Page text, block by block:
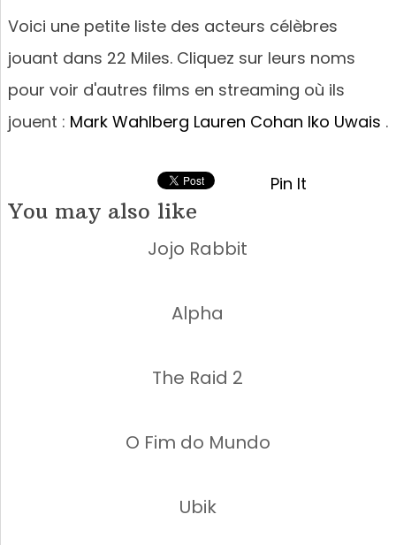
Voici une petite liste des acteurs célèbres
jouant dans 22 Miles. Cliquez sur leurs noms
pour voir d'autres films en streaming où ils
jouent : Mark Wahlberg Lauren Cohan Iko Uwais .
Pin It
You may also like
Jojo Rabbit
Alpha
The Raid 2
O Fim do Mundo
Ubik